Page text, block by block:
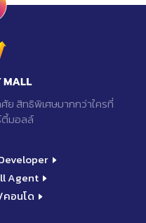
ย สิทธิพิเศษมากกว่าใครที่
มอลล์
Agent
อนโด